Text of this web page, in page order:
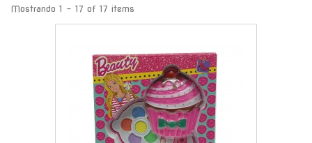
Mostrando 1 - 17 of 17 items